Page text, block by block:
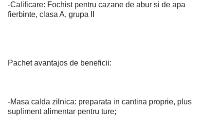
-Calificare: Fochist pentru cazane de abur si de apa
fierbinte, clasa A, grupa II
Pachet avantajos de beneficii:
-Masa calda zilnica: preparata in cantina proprie, plus
supliment alimentar pentru ture;